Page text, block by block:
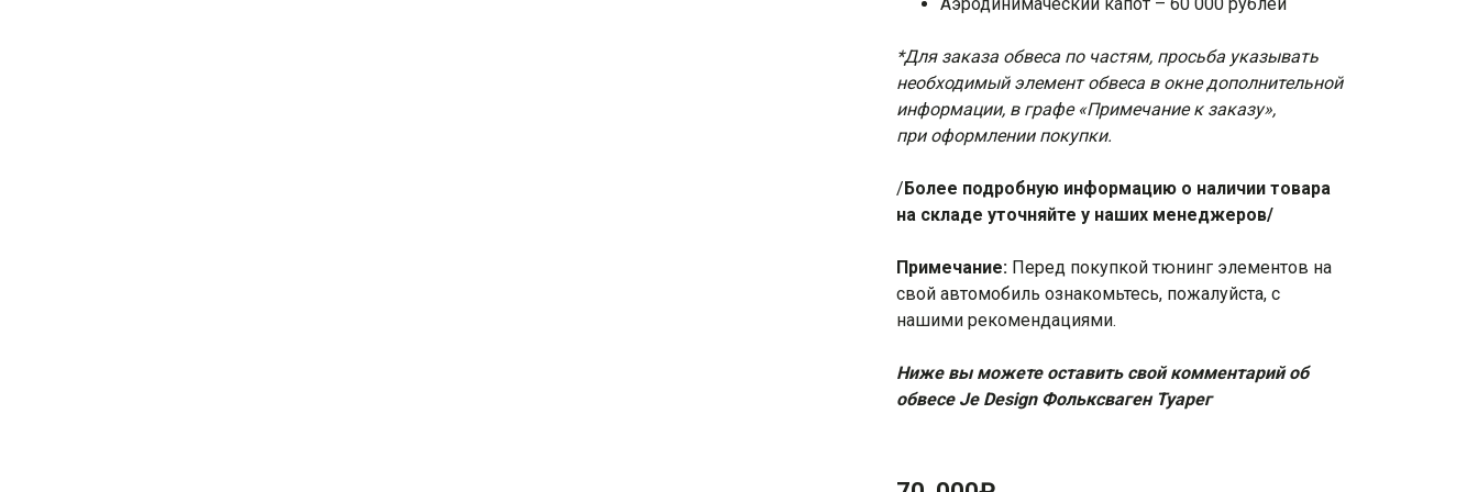
*Для заказа обвеса по частям, просьба указывать
необходимый элемент обвеса в окне дополнительной
информации, в графе «Примечание к заказу»,
при оформлении покупки.
/Более подробную информацию о наличии товара
на складе уточняйте у наших менеджеров/
Примечание:Перед покупкой тюнинг элементов на
свой автомобиль ознакомьтесь, пожалуйста, с
нашими рекомендациями.
Ниже вы можете оставить свой комментарий об
обвесе Je Design Фольксваген Туарег